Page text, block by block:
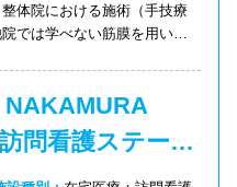
体院における施術（手技療
では学べない筋膜を用いた
NAKAMURA
問看護ステーシ